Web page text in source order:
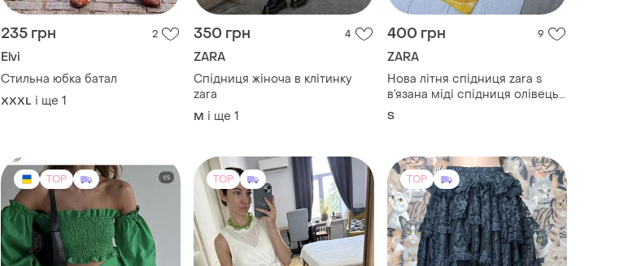
235 грн 2
Elvi
Стильна юбка батал
XXXL і ще 1
350 грн 4
ZARA
Спідниця жіноча в клітинку
zara
M і ще 1
400 грн 9
ZARA
Нова літня спідниця zara s
в’язана міді спідниця олівець
спідниця з розрізом на нозі
S
TOP TOP TOP